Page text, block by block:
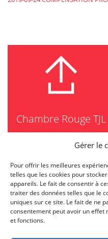
Gérer le
Pour offrir les meilleures
telles que les cookies pour
appareils. Le fait de consentir à
traiter des données telles que le
uniques sur ce site. Le fait de ne
consentement peut avoir un
et fonctions.
Chambre Rouge TJL
TRUDEL
Avocats /
750, Côte de la
Montréal
T514